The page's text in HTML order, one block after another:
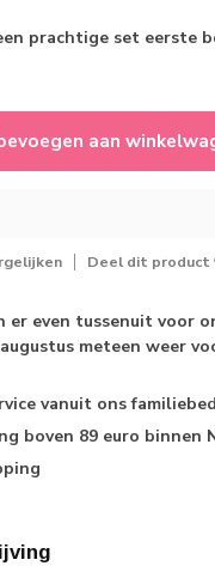
prachtige set eerste
aan
Deel dit product
er even tussenuit voor
meteen weer
vanuit ons
boven 89 euro binnen